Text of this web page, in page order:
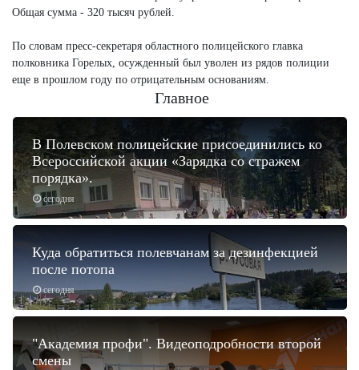
Общая сумма - 320 тысяч рублей.
По словам пресс-секретаря областного полицейского главка
полковника Горелых, осужденный был уволен из рядов полиции
еще в прошлом году по отрицательным основаниям.
Главное
сегодня
В Полевском полицейские присоединились ко
Всероссийской акции «Зарядка со стражем
порядка».
сегодня
Куда обратиться полевчанам за дезинфекцией
после потопа
"Академия профи". Видеоподробности второй
смены